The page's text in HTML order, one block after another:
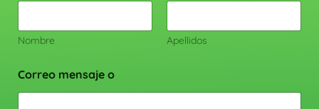
Nombre Apellidos
Correo mensaje o